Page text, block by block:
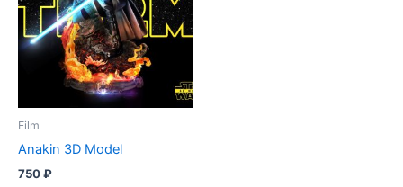
Film
Anakin 3D Model
750₽